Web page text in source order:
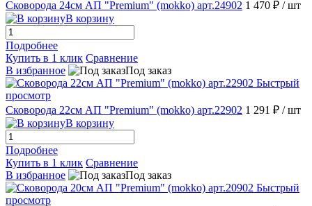
Сковорода 24см АП "Premium" (mokko) арт.24902 1 470 ₽ / шт
В корзину
Подробнее
Купить в 1 клик Сравнение
В избранное
Под заказ
Быстрый
просмотр
Сковорода 22см АП "Premium" (mokko) арт.22902 1 291 ₽ / шт
В корзину
Подробнее
Купить в 1 клик Сравнение
В избранное
Под заказ
Быстрый
просмотр